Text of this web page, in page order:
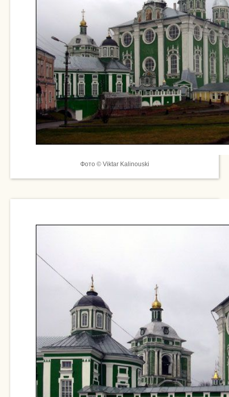
Фото © Viktar Kalinouski